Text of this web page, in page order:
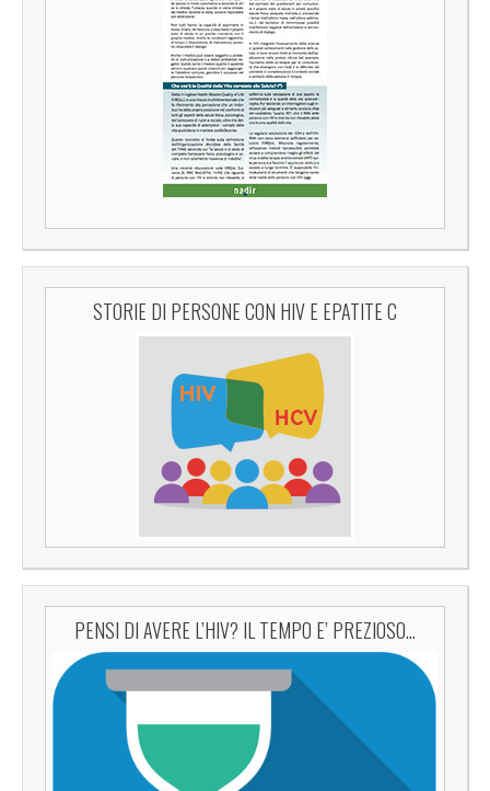
STORIE DI PERSONE CON HIV E EPATITE C
PENSI DI AVERE L’HIV? IL TEMPO E’ PREZIOSO…